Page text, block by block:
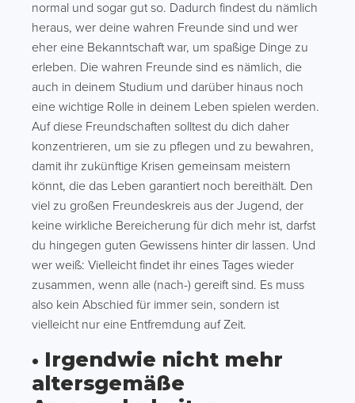
normal und sogar gut so. Dadurch findest du nämlich
heraus, wer deine wahren Freunde sind und wer
eher eine Bekanntschaft war, um spaßige Dinge zu
erleben. Die wahren Freunde sind es nämlich, die
auch in deinem Studium und darüber hinaus noch
eine wichtige Rolle in deinem Leben spielen werden.
Auf diese Freundschaften solltest du dich daher
konzentrieren, um sie zu pflegen und zu bewahren,
damit ihr zukünftige Krisen gemeinsam meistern
könnt, die das Leben garantiert noch bereithält. Den
viel zu großen Freundeskreis aus der Jugend, der
keine wirkliche Bereicherung für dich mehr ist, darfst
du hingegen guten Gewissens hinter dir lassen. Und
wer weiß: Vielleicht findet ihr eines Tages wieder
zusammen, wenn alle (nach-) gereift sind. Es muss
also kein Abschied für immer sein, sondern ist
vielleicht nur eine Entfremdung auf Zeit.
• Irgendwie nicht mehr
altersgemäße